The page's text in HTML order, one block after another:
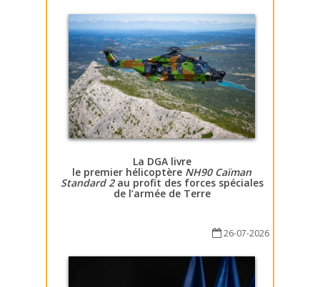
La DGA livre
le premier hélicoptère NH90 Caïman
Standard 2au profit des forces spéciales
de l’armée de Terre
26-07-2026